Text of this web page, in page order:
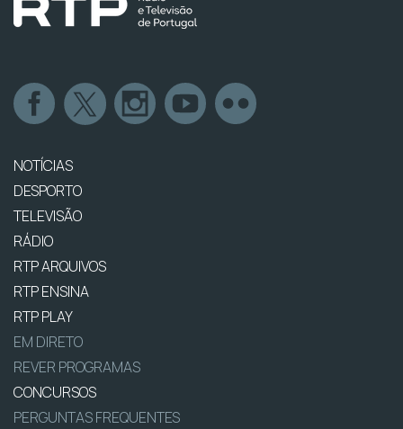
NOTÍCIAS
DESPORTO
TELEVISÃO
RÁDIO
RTP ARQUIVOS
RTP ENSINA
RTP PLAY
EM DIRETO
REVER PROGRAMAS
CONCURSOS
PERGUNTAS FREQUENTES